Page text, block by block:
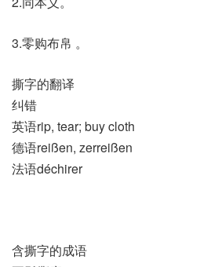
3.零购布帛 。
撕字的翻译
纠错
英语rip, tear; buy cloth
德语reißen, zerreißen
法语déchirer
含撕字的成语